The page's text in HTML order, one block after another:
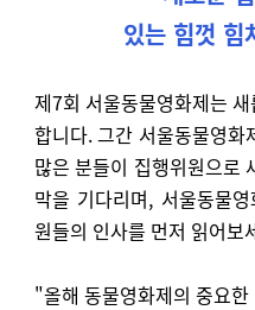
있는 힘껏 힘
제7회 서울동물영화제는
합니다. 그간 서울동물영화
많은 분들이 집행위원으로
막을 기다리며, 서울동물
원들의 인사를 먼저 읽어보
"올해 동물영화제의 중요